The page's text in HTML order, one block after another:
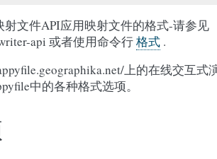
射文件API应用映射文件的格式-请参见
api 或者使用命令行格式 .
上的在线交互式
中的各种格式选项。